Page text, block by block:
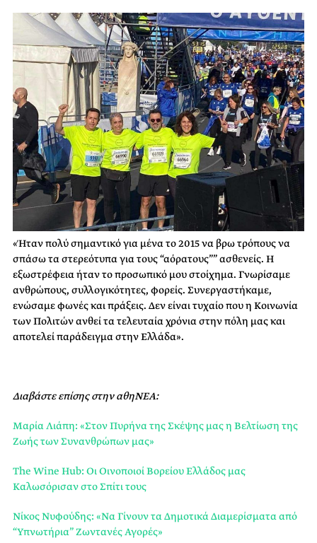
«Ήταν πολύ σημαντικό για μένα το 2015 να βρω τρόπους να
σπάσω τα στερεότυπα για τους “αόρατους”” ασθενείς. Η
εξωστρέφεια ήταν το προσωπικό μου στοίχημα. Γνωρίσαμε
ανθρώπους, συλλογικότητες, φορείς. Συνεργαστήκαμε,
ενώσαμε φωνές και πράξεις. Δεν είναι τυχαίο που η Κοινωνία
των Πολιτών ανθεί τα τελευταία χρόνια στην πόλη μας και
αποτελεί παράδειγμα στην Ελλάδα».
Διαβάστε επίσης στην αθηΝΕΑ:
Μαρία Λιάπη: «Στον Πυρήνα της Σκέψης μας η Βελτίωση της
Ζωής των Συνανθρώπων μας»
Τhe Wine Hub: Οι Οινοποιοί Βορείου Ελλάδος μας
Kαλωσόρισαν στο Σπίτι τους
Νίκος Νυφούδης: «Να Γίνουν τα Δημοτικά Διαμερίσματα από
“Υπνωτήρια” Ζωντανές Αγορές»